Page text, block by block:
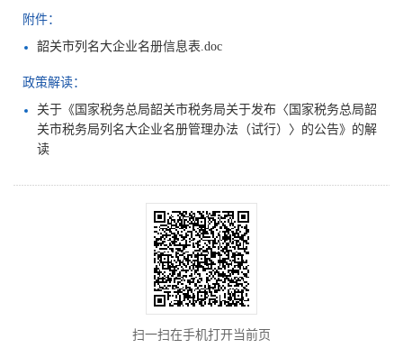
附件：
韶关市列名大企业名册信息表.doc
政策解读：
关于《国家税务总局韶关市税务局关于发布〈国家税务总局韶
关市税务局列名大企业名册管理办法（试行）〉的公告》的解
读
扫一扫在手机打开当前页